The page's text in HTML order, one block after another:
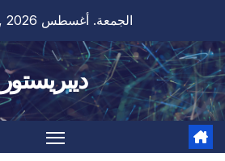
content
الجمعة. أغسطس 7th, 2026
ديبريستور